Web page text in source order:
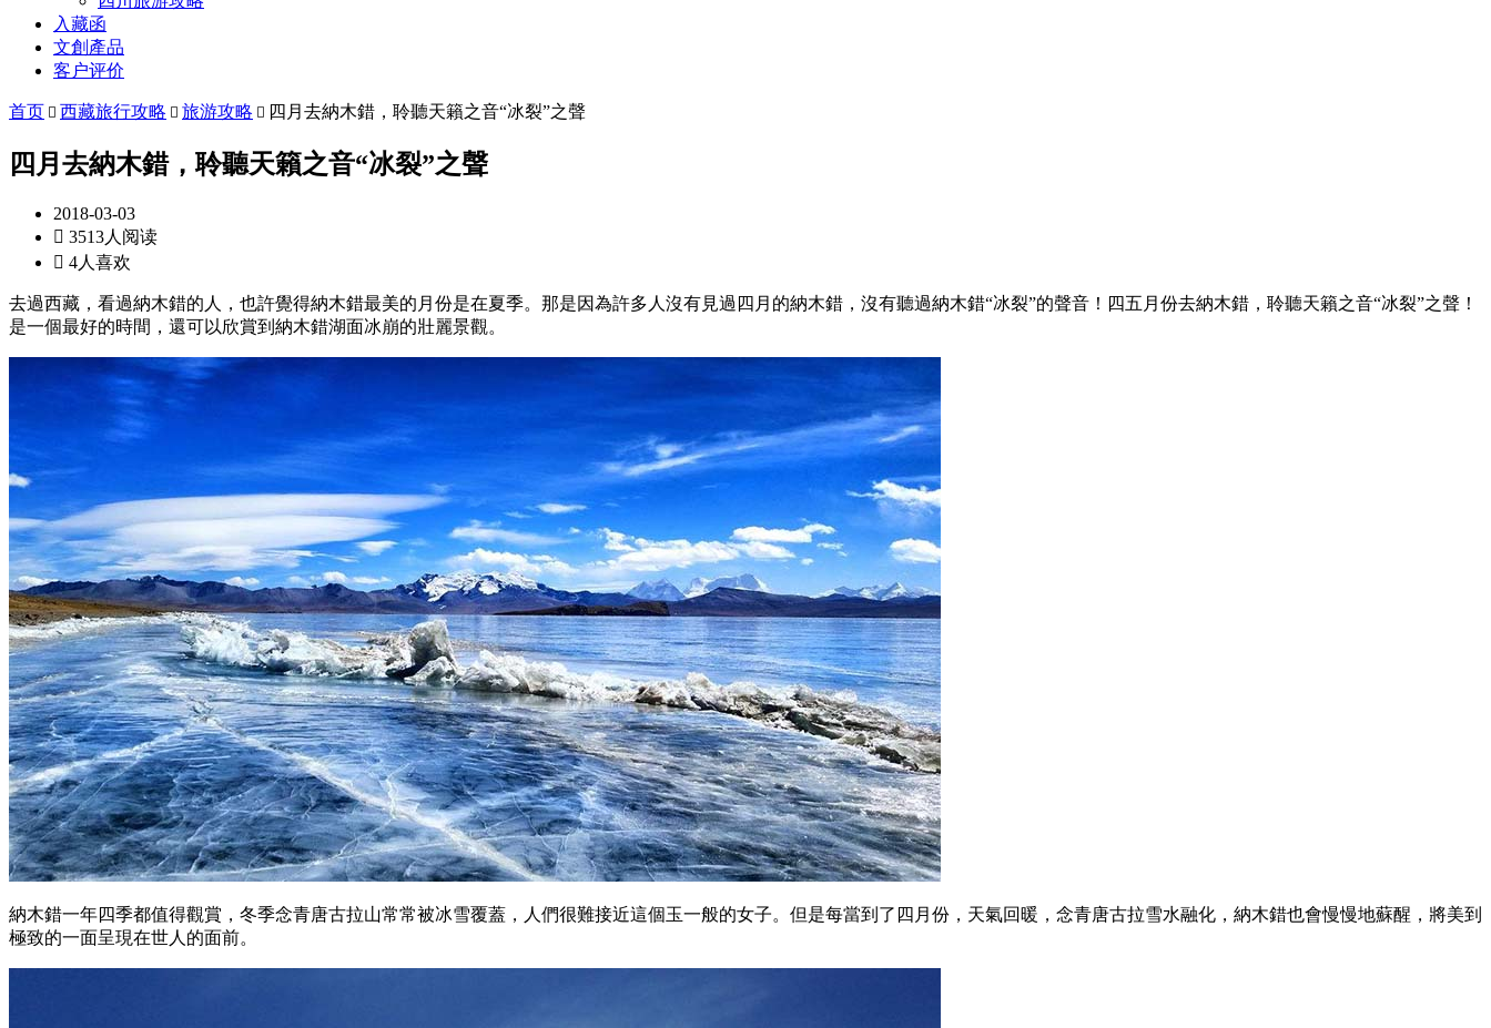
入藏函
文創產品
客户评价
首页  西藏旅行攻略  旅游攻略  四月去納木錯，聆聽天籟之音“冰裂”之聲
四月去納木錯，聆聽天籟之音“冰裂”之聲
2018-03-03
 3513人阅读
 4人喜欢
去過西藏，看過納木錯的人，也許覺得納木錯最美的月份是在夏季。那是因為許多人沒有見過四月的納木錯，沒有聽過納木錯“冰裂”的聲音！四五月份去納木錯，聆聽天籟之音“冰裂”之聲！
是一個最好的時間，還可以欣賞到納木錯湖面冰崩的壯麗景觀。
納木錯一年四季都值得觀賞，冬季念青唐古拉山常常被冰雪覆蓋，人們很難接近這個玉一般的女子。但是每當到了四月份，天氣回暖，念青唐古拉雪水融化，納木錯也會慢慢地蘇醒，將美到
極致的一面呈現在世人的面前。